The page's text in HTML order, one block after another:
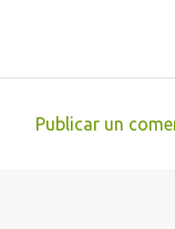
Publicar un